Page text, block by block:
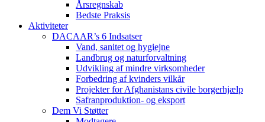
Årsregnskab
Bedste Praksis
Aktiviteter
DACAAR’s 6 Indsatser
Vand, sanitet og hygiejne
Landbrug og naturforvaltning
Udvikling af mindre virksomheder
Forbedring af kvinders vilkår
Projekter for Afghanistans civile borgerhjælp
Safranproduktion- og eksport
Dem Vi Støtter